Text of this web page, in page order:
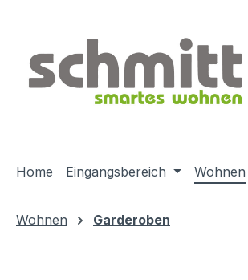
Home Eingangsbereich Wohnen
Wohnen Garderoben